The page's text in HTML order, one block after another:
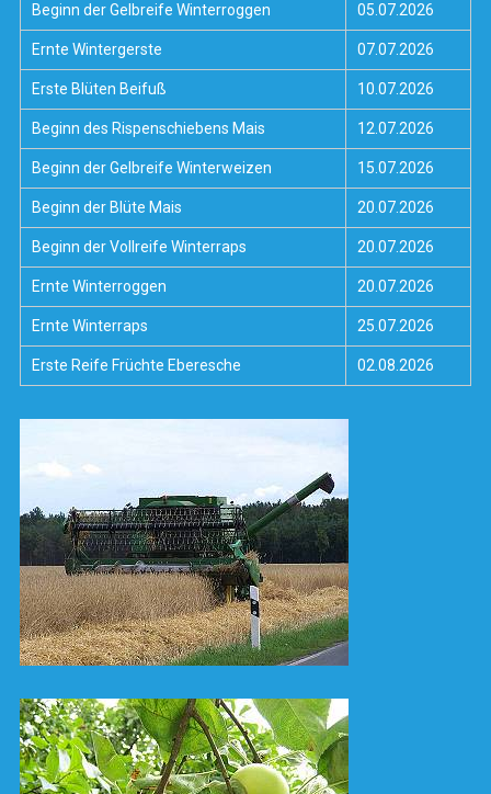
Beginn der Gelbreife Winterroggen 05.07.2026
Ernte Wintergerste 07.07.2026
Erste Blüten Beifuß 10.07.2026
Beginn des Rispenschiebens Mais 12.07.2026
Beginn der Gelbreife Winterweizen 15.07.2026
Beginn der Blüte Mais 20.07.2026
Beginn der Vollreife Winterraps 20.07.2026
Ernte Winterroggen 20.07.2026
Ernte Winterraps 25.07.2026
Erste Reife Früchte Eberesche 02.08.2026